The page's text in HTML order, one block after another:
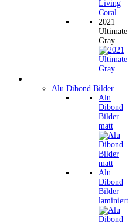
2021
Ultimate
Gray
Alu Dibond Bilder
Alu
Dibond
Bilder
matt
Alu
Dibond
Bilder
laminiert